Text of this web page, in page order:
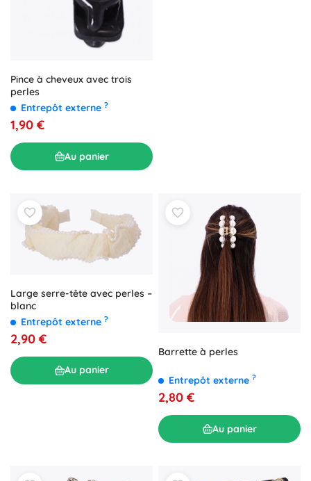
Pince à cheveux avec trois
perles
Entrepôt externe ?
1,90 €
Au panier
Large serre-tête avec perles –
blanc
Entrepôt externe ?
2,90 €
Au panier
Barrette à perles
Entrepôt externe ?
2,80 €
Au panier